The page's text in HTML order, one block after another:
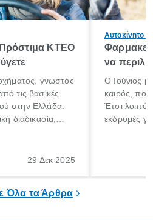
ΚΤΕΟ
γνωστός
τις βασικές
στην Ελλάδα.
διαδικασία,
Ωστόσο,
29 Δεκ 2025
Αυτοκίνητο -
να
Ο Ιούνιος
καιρός, που
Έτσι
εκδρομές
Όλα τα Άρθρα